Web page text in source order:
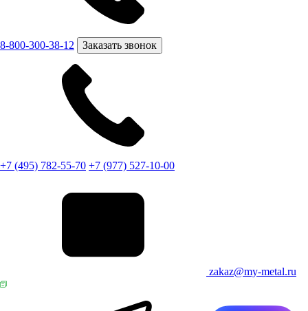
8-800-300-38-12 Заказать звонок
+7 (495) 782-55-70 +7 (977) 527-10-00
zakaz@my-metal.ru